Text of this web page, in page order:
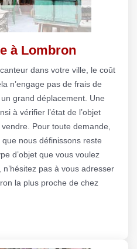
à Lombron
dans votre ville, le coût
n’engage pas de frais de
grand déplacement. Une
à vérifier l’état de l’objet
Pour toute demande,
nous définissons reste
d’objet que vous voulez
pas à vous adresser
la plus proche de chez